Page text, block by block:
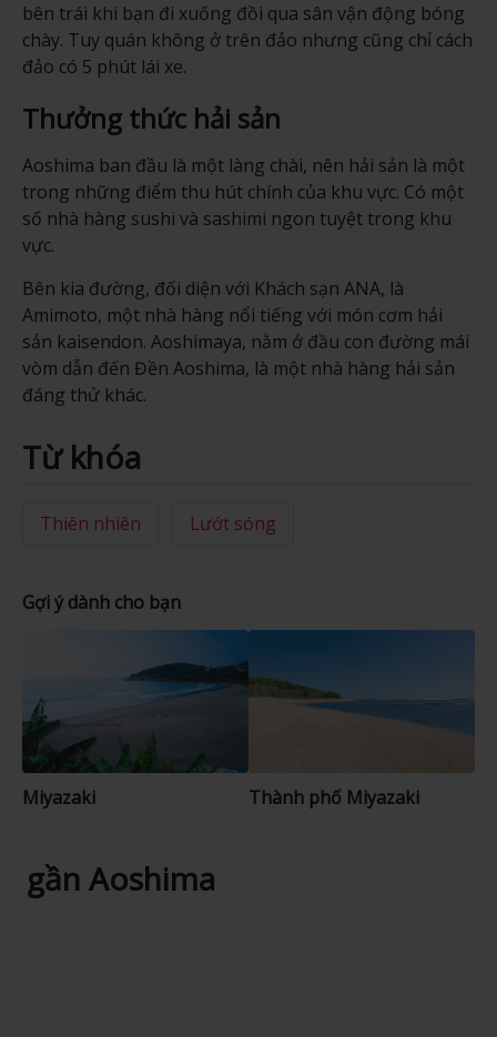
bên trái khi bạn đi xuống đồi qua sân vận động bóng
chày. Tuy quán không ở trên đảo nhưng cũng chỉ cách
đảo có 5 phút lái xe.
Thưởng thức hải sản
Aoshima ban đầu là một làng chài, nên hải sản là một
trong những điểm thu hút chính của khu vực. Có một
số nhà hàng sushi và sashimi ngon tuyệt trong khu
vực.
Bên kia đường, đối diện với Khách sạn ANA, là
Amimoto, một nhà hàng nổi tiếng với món cơm hải
sản kaisendon. Aoshimaya, nằm ở đầu con đường mái
vòm dẫn đến Đền Aoshima, là một nhà hàng hải sản
đáng thử khác.
Từ khóa
Thiên nhiên Lướt sóng
Gợi ý dành cho bạn
Miyazaki Thành phố Miyazaki
gần Aoshima